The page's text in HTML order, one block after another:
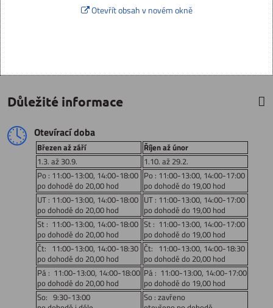
Otevřít obsah v novém okně
Důležité informace
Otevírací doba
Březen až září
Říjen až únor
1.3. až 30.9.
1.10. až 29.2.
Po : 11:00-13:00, 14:00-18:00
po dohodě do 20,00 hod
Po : 11:00-13:00, 14:00-17:00
po dohodě do 19,00 hod
UT : 11:00-13:00, 14:00-18:00
po dohodě do 20,00 hod
UT : 11:00-13:00, 14:00-17:00
po dohodě do 19,00 hod
St : 11:00-13:00, 14:00-18:00
po dohodě do 20,00 hod
St : 11:00-13:00, 14:00-17:00
po dohodě do 19,00 hod
Čt: 11:00-13:00, 14:00-18:30
po dohodě do 20,00 hod
Čt: 11:00-13:00, 14:00-18:30
po dohodě do 20,00 hod
Pá : 11:00-13:00, 14:00-18:00
po dohodě do 20,00 hod
Pá : 11:00-13:00, 14:00-17:00
po dohodě do 19,00 hod
So: 9:30-13:00
So : zavřeno